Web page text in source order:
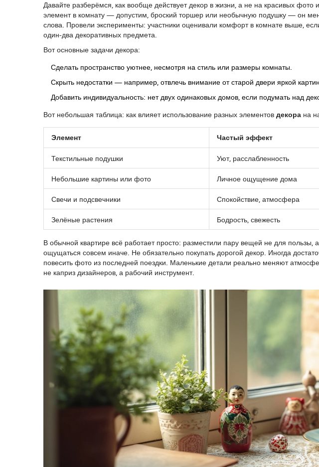
Давайте разберёмся, как вообще действует декор в жизни, а не на красивых
элемент в комнату — допустим, броский торшер или необычную подушку — он
слова. Провели эксперименты: участники оценивали комфорт в комнате выше,
один-два декоративных предмета.
Вот основные задачи декора:
Сделать пространство уютнее, несмотря на стиль или размеры комнаты.
Скрыть недостатки — например, отвлечь внимание от старой двери яркой
Добавить индивидуальность: нет двух одинаковых домов, если подумать над
Вот небольшая таблица: как влияет использование разных элементов декора на
Элемент Частый эффект
Текстильные подушки Уют, расслабленность
Небольшие картины или фото Личное ощущение дома
Свечи и подсвечники Спокойствие, атмосфера
Зелёные растения Бодрость, свежесть
В обычной квартире всё работает просто: разместили пару вещей не для пользы,
ощущаться совсем иначе. Не обязательно покупать дорогой декор. Иногда
повесить фото из последней поездки. Маленькие детали реально меняют
не каприз дизайнеров, а рабочий инструмент.